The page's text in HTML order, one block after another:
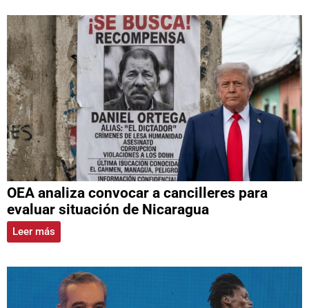
OEA analiza convocar a cancilleres para
evaluar situación de Nicaragua
Leer más